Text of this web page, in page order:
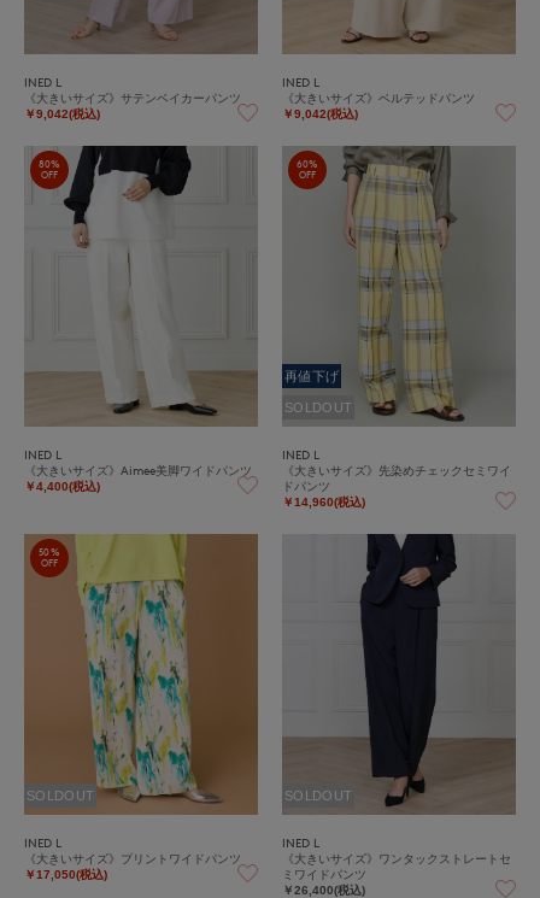
INED L
《大きいサイズ》サテンベイカーパンツ
￥9,042(税込)
INED L
《大きいサイズ》ベルテッドパンツ
￥9,042(税込)
80%
OFF
INED L
《大きいサイズ》Aimee美脚ワイドパンツ
￥4,400(税込)
60%
OFF
再値下げ
SOLDOUT
INED L
《大きいサイズ》先染めチェックセミワイ
ドパンツ
￥14,960(税込)
50%
OFF
SOLDOUT
INED L
《大きいサイズ》プリントワイドパンツ
￥17,050(税込)
SOLDOUT
INED L
《大きいサイズ》ワンタックストレートセ
ミワイドパンツ
￥26,400(税込)